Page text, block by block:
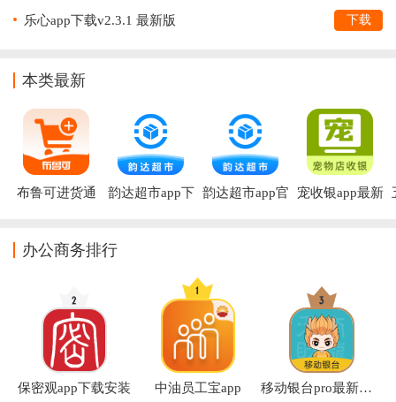
乐心app下载v2.3.1 最新版 下载
本类最新
布鲁可进货通
韵达超市app下 韵达超市app官
宠收银app最新
办公商务排行
保密观app下载安装 中油员工宝app 移动银台pro最新版本